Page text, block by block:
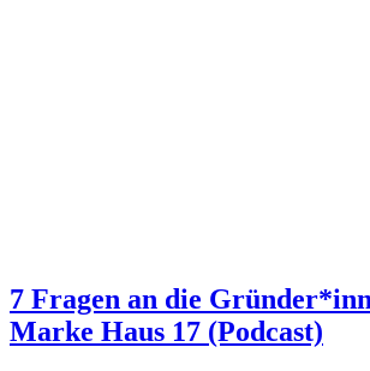
7 Fragen an die
Marke Haus 17 (Podcast)